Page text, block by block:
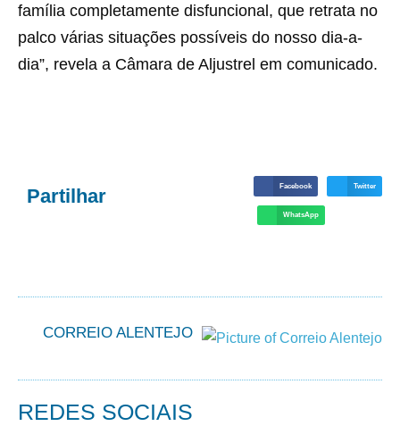
família completamente disfuncional, que retrata no
palco várias situações possíveis do nosso dia-a-
dia”, revela a Câmara de Aljustrel em comunicado.
Partilhar Facebook Twitter
WhatsApp
CORREIO ALENTEJO
REDES SOCIAIS